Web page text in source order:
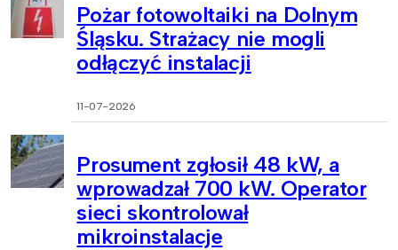
Pożar fotowoltaiki na Dolnym
Śląsku. Strażacy nie mogli
odłączyć instalacji
11-07-2026
Prosument zgłosił 48 kW, a
wprowadzał 700 kW. Operator
sieci skontrolował
mikroinstalacje